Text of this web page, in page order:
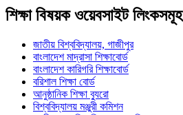
শিক্ষা বিষয়ক ওয়েবসাইট লিংকসমূহ
জাতীয় বিশ্ববিদ্যালয়, গাজীপুর
বাংলাদেশ মাদ্রাসা শিক্ষাবোর্ড
বাংলাদেশ কারিগরি শিক্ষাবোর্ড
বরিশাল শিক্ষা বোর্ড
আনুষ্ঠানিক শিক্ষা ব্যুরো
বিশ্ববিদ্যালয় মঞ্জুরী কমিশন